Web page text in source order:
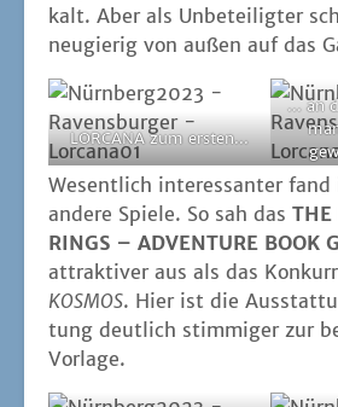
kalt. Aber als Unbe­tei­lig­ter
neu­gie­rig von außen auf das
LORCANA zum ersten...
... an
Wesent­lich inter­es­san­ter fand
ande­re Spie­le. So sah das THE
RINGS – ADVENTURE BOOK
attrak­ti­ver aus als das
KOSMOS. Hier ist die
tung deut­lich stim­mi­ger zur
Vorlage.